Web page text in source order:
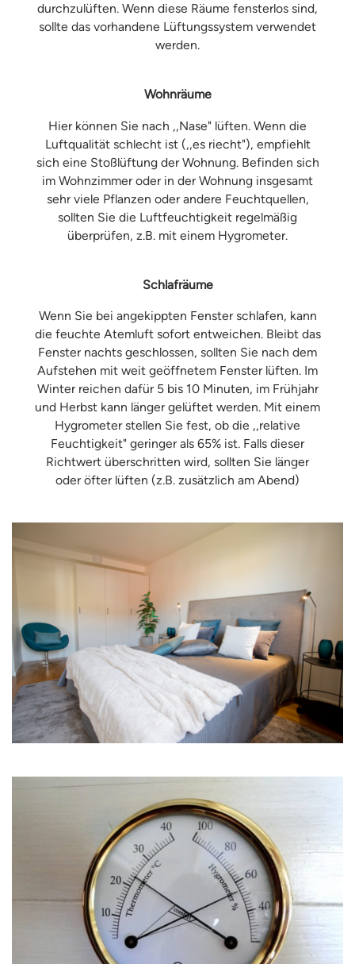
durchzulüften. Wenn diese Räume fensterlos sind,
sollte das vorhandene Lüftungssystem verwendet
werden.
Wohnräume
Hier können Sie nach ,,Nase" lüften. Wenn die
Luftqualität schlecht ist (,,es riecht"), empfiehlt
sich eine Stoßlüftung der Wohnung. Befinden sich
im Wohnzimmer oder in der Wohnung insgesamt
sehr viele Pflanzen oder andere Feuchtquellen,
sollten Sie die Luftfeuchtigkeit regelmäßig
überprüfen, z.B. mit einem Hygrometer.
Schlafräume
Wenn Sie bei angekippten Fenster schlafen, kann
die feuchte Atemluft sofort entweichen. Bleibt das
Fenster nachts geschlossen, sollten Sie nach dem
Aufstehen mit weit geöffnetem Fenster lüften. Im
Winter reichen dafür 5 bis 10 Minuten, im Frühjahr
und Herbst kann länger gelüftet werden. Mit einem
Hygrometer stellen Sie fest, ob die ,,relative
Feuchtigkeit" geringer als 65% ist. Falls dieser
Richtwert überschritten wird, sollten Sie länger
oder öfter lüften (z.B. zusätzlich am Abend)